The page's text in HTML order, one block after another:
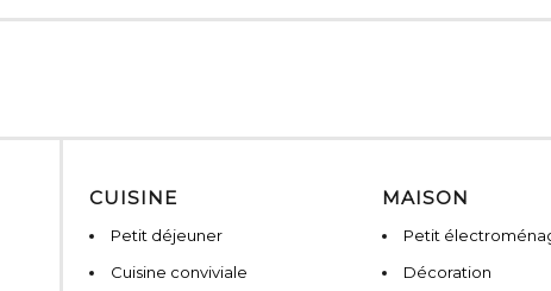
CUISINE
Petit déjeuner
Cuisine conviviale
MAISON
Petit
Décoration